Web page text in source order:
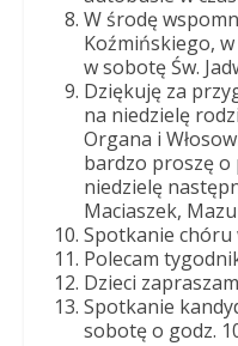
W środę
Koźmińskiego,
w sobotę Św.
Dziękuję za
na niedzielę
Organa i
bardzo proszę o
niedzielę
Maciaszek,
Spotkanie chóru
Polecam
Dzieci
Spotkanie
sobotę o godz.